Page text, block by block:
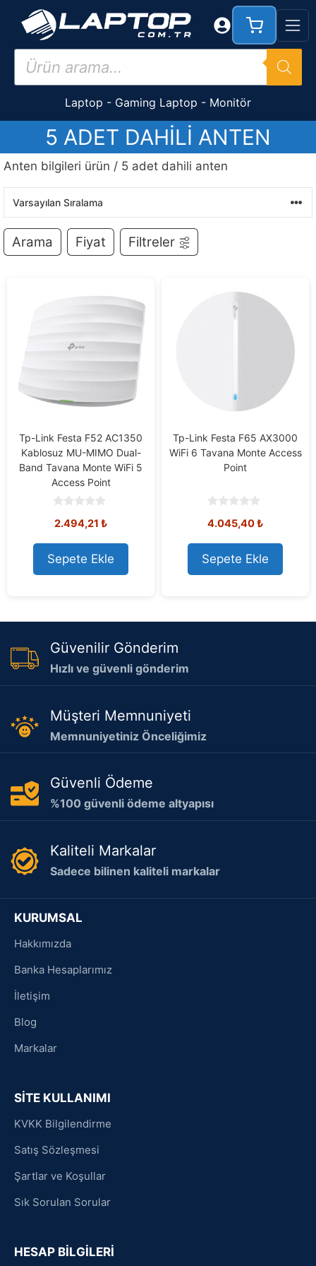
İçeriğe
Products
search
Laptop - Gaming Laptop - Monitör
5 ADET DAHILI ANTEN
Anten bilgileri ürün / 5 adet dahili anten
Arama Fiyat Filtreler
Tp-Link Festa F52 AC1350
Kablosuz MU-MIMO Dual-
Band Tavana Monte WiFi 5
Access Point
o
t
o
f
5
2.494,21 ₺
Sepete Ekle
Tp-Link Festa F65 AX3000
WiFi 6 Tavana Monte Access
Point
o
t
o
f
5
4.045,40₺
Sepete Ekle
Güvenilir Gönderim
Hızlı ve güvenli gönderim
Müşteri Memnuniyeti
Memnuniyetiniz Önceliğimiz
Güvenli Ödeme
%100 güvenli ödeme altyapısı
Kaliteli Markalar
Sadece bilinen kaliteli markalar
KURUMSAL
Hakkımızda
Banka Hesaplarımız
İletişim
Blog
Markalar
SİTE KULLANIMI
KVKK Bilgilendirme
Satış Sözleşmesi
Şartlar ve Koşullar
Sık Sorulan Sorular
HESAP BİLGİLERİ